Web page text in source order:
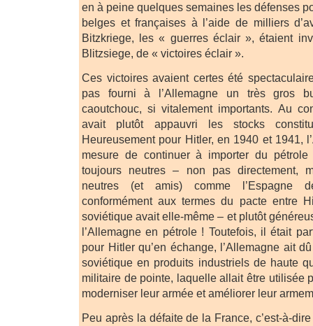
en à peine quelques semaines les défenses
belges et françaises à l’aide de milliers
Bitzkriege, les « guerres éclair », étaient
Blitzsiege, de « victoires éclair ».
Ces victoires avaient certes été
pas fourni à l’Allemagne un très gros
caoutchouc, si vitalement importants. Au
avait plutôt appauvri les stocks
Heureusement pour Hitler, en 1940 et 1941,
mesure de continuer à importer du
toujours neutres – non pas directement,
neutres (et amis) comme l’Espagne
conformément aux termes du pacte entre
soviétique avait elle-même – et plutôt
l’Allemagne en pétrole ! Toutefois, il était
pour Hitler qu’en échange, l’Allemagne ait
soviétique en produits industriels de haute
militaire de pointe, laquelle allait être utilisée
moderniser leur armée et améliorer leur
Peu après la défaite de la France, c’est-à-